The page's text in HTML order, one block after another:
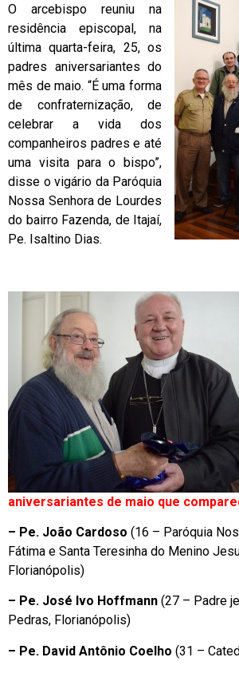
O arcebispo reuniu na
residência episcopal, na
última quarta-feira, 25, os
padres aniversariantes do
mês de maio. “É uma forma
de confraternização, de
celebrar a vida dos
companheiros padres e até
uma visita para o bispo”,
disse o vigário da Paróquia
Nossa Senhora de Lourdes
do bairro Fazenda, de Itajaí,
Pe. Isaltino Dias.
aniversariantes de maio que
– Pe. João Cardoso (16 – Paróquia
Fátima e Santa Teresinha do Menino
Florianópolis)
– Pe. José Ivo Hoffmann (27 – Padre
Pedras, Florianópolis)
– Pe. David Antônio Coelho (31 –